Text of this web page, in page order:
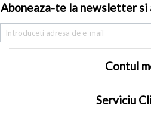
Aboneaza-te la newsletter
Contul
Serviciu